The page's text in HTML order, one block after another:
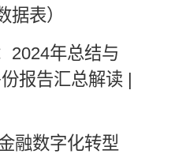
据表）
2024年总结与
报告汇总解读 |
融数字化转型